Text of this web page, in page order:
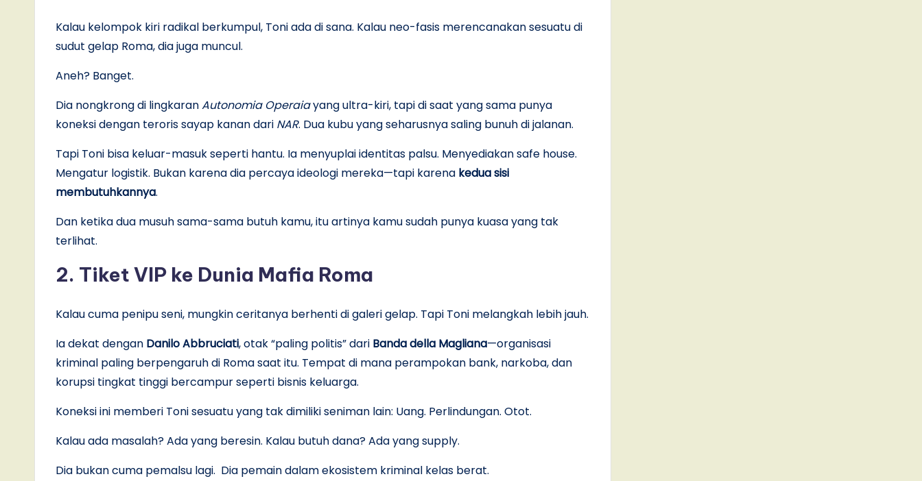
Kalau kelompok kiri radikal berkumpul, Toni ada di sana. Kalau neo-fasis merencanakan sesuatu di
sudut gelap Roma, dia juga muncul.
Aneh? Banget.
Dia nongkrong di lingkaranAutonomia Operaiayang ultra-kiri, tapi di saat yang sama punya
koneksi dengan teroris sayap kanan dari NAR. Dua kubu yang seharusnya saling bunuh di jalanan.
Tapi Toni bisa keluar-masuk seperti hantu. Ia menyuplai identitas palsu. Menyediakan safe house.
Mengatur logistik. Bukan karena dia percaya ideologi mereka—tapi karena kedua sisi
membutuhkannya.
Dan ketika dua musuh sama-sama butuh kamu, itu artinya kamu sudah punya kuasa yang tak
terlihat.
2. Tiket VIP ke Dunia Mafia Roma
Kalau cuma penipu seni, mungkin ceritanya berhenti di galeri gelap. Tapi Toni melangkah lebih jauh.
Ia dekat dengan Danilo Abbruciati, otak “paling politis” dari Banda della Magliana—organisasi
kriminal paling berpengaruh di Roma saat itu. Tempat di mana perampokan bank, narkoba, dan
korupsi tingkat tinggi bercampur seperti bisnis keluarga.
Koneksi ini memberi Toni sesuatu yang tak dimiliki seniman lain: Uang. Perlindungan. Otot.
Kalau ada masalah? Ada yang beresin. Kalau butuh dana? Ada yang supply.
Dia bukan cuma pemalsu lagi. Dia pemain dalam ekosistem kriminal kelas berat.